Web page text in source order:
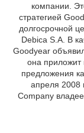
компании.
стратегией
долгосрочной
Debica S.A. В
Goodyear
она приложит
предложения
апреля 2008
Company